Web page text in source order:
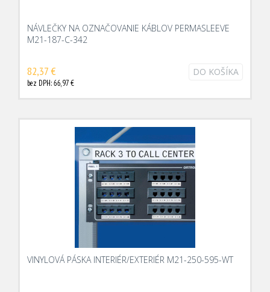
NÁVLEČKY NA OZNAČOVANIE KÁBLOV PERMASLEEVE
M21-187-C-342
82,37 €
bez DPH: 66,97 €
DO KOŠÍKA
VINYLOVÁ PÁSKA INTERIÉR/EXTERIÉR M21-250-595-WT